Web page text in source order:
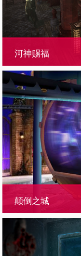
河神赐福
颠倒之城